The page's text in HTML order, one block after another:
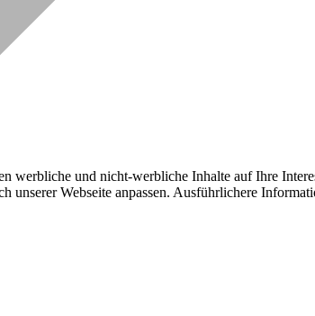
werbliche und nicht-werbliche Inhalte auf Ihre
Webseite anpassen. Ausführlichere